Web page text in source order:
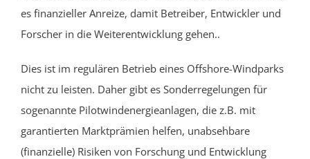
es finanzieller Anreize, damit Betreiber, Entwickler und
Forscher in die Weiterentwicklung gehen..
Dies ist im regulären Betrieb eines Offshore-Windparks
nicht zu leisten. Daher gibt es Sonderregelungen für
sogenannte Pilotwindenergieanlagen, die z.B. mit
garantierten Marktprämien helfen, unabsehbare
(finanzielle) Risiken von Forschung und Entwicklung